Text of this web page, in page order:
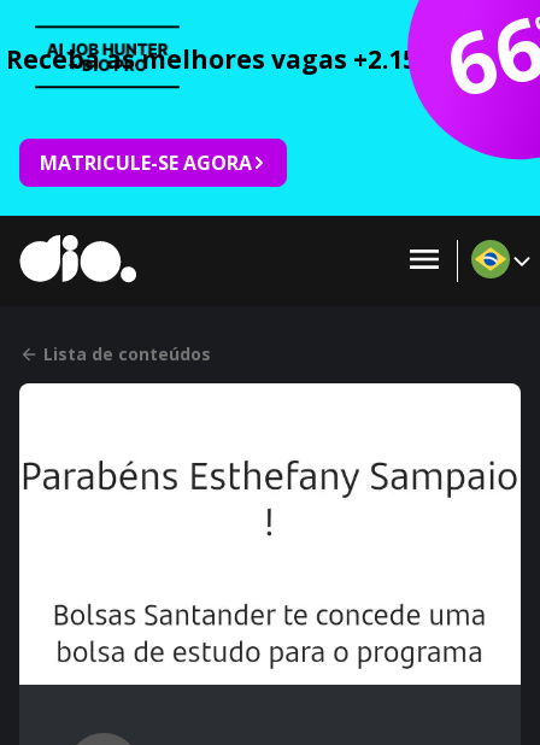
Receba as melhores vagas +2.150 cursos
MATRICULE-SE AGORA
Lista de conteúdos